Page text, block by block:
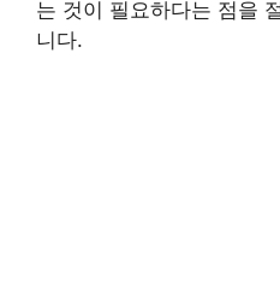
는 것이 필요하다는 점을
니다.